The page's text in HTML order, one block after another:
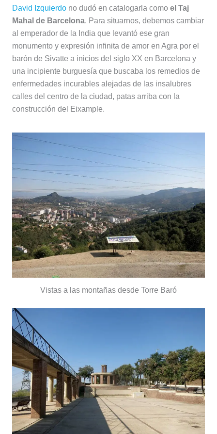
David Izquierdono dudó en catalogarla como el Taj
Mahal de Barcelona. Para situarnos, debemos cambiar
al emperador de la India que levantó ese gran
monumento y expresión infinita de amor en Agra por el
barón de Sivatte a inicios del siglo XX en Barcelona y
una incipiente burguesía que buscaba los remedios de
enfermedades incurables alejadas de las insalubres
calles del centro de la ciudad, patas arriba con la
construcción del Eixample.
Vistas a las montañas desde Torre Baró